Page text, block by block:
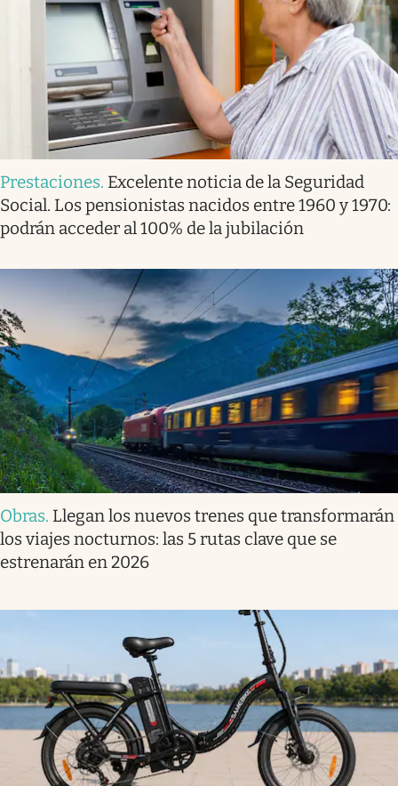
Prestaciones. Excelente noticia de la Seguridad
Social. Los pensionistas nacidos entre 1960 y 1970:
podrán acceder al 100% de la jubilación
Obras. Llegan los nuevos trenes que transformarán
los viajes nocturnos: las 5 rutas clave que se
estrenarán en 2026